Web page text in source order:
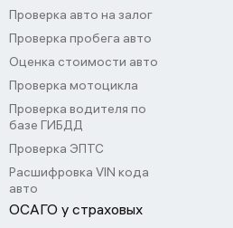
Проверка авто на залог
Проверка пробега авто
Оценка стоимости авто
Проверка мотоцикла
Проверка водителя по
базе ГИБДД
Проверка ЭПТС
Расшифровка VIN кода
авто
ОСАГО у страховых